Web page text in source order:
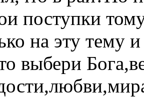
поступки
на эту тему
выбери